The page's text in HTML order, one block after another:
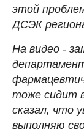
этой
ДСЭК
На видео -
тоже сидит
сказал, что
выполняю